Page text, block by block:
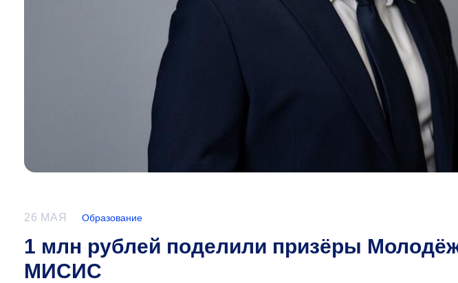
26 МАЯ Образование
1 млн рублей поделили призёры
МИСИС